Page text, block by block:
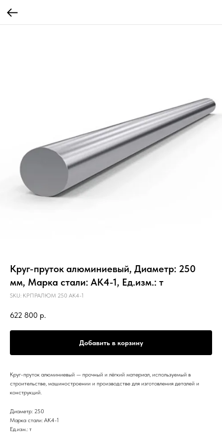
Круг-пруток алюминиевый, Диаметр: 250
мм, Марка стали: АК4-1, Ед.изм.: т
SKU: КРПРАЛЮМ 250 АК4-1
622 800 р.
Добавить в корзину
Круг-пруток алюминиевый — прочный и лёгкий материал, используемый в
строительстве, машиностроении и производстве для изготовления деталей и
конструкций.
Диаметр: 250
Марка стали: АК4-1
Ед.изм.: т